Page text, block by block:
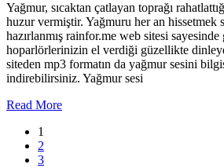
Yağmur, sıcaktan çatlayan toprağı
huzur vermiştir. Yağmuru her an hissetmek
hazırlanmış rainfor.me web sitesi
hoparlörlerinizin el verdiği güzellikte
siteden mp3 formatın da yağmur sesini
indirebilirsiniz. Yağmur sesi
Read More
1
2
3